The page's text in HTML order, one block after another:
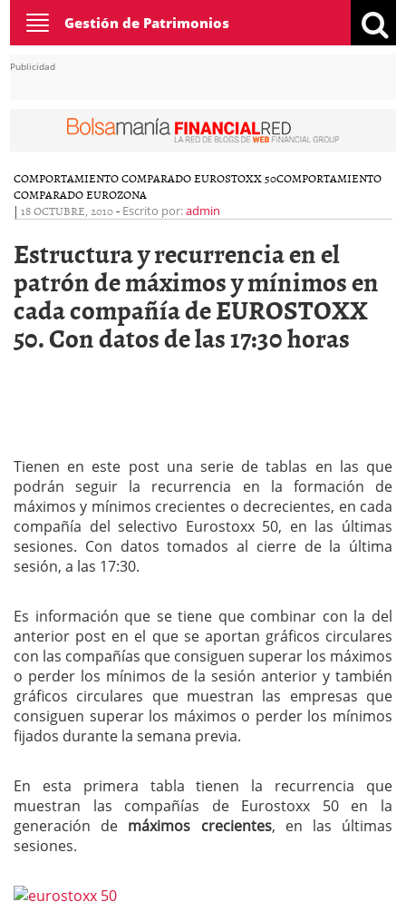
Toggle
navigation
Gestión de Patrimonios
Publicidad
COMPORTAMIENTO COMPARADO EUROSTOXX 50COMPORTAMIENTO
COMPARADO EUROZONA
| 18 OCTUBRE, 2010- Escrito por:admin
Estructura y recurrencia en el
patrón de máximos y mínimos en
cada compañía de EUROSTOXX
50. Con datos de las 17:30 horas
Tienen en este post una serie de tablas en las que
podrán seguir la recurrencia en la formación de
máximos y mínimos crecientes o decrecientes, en cada
compañía del selectivo Eurostoxx 50, en las últimas
sesiones. Con datos tomados al cierre de la última
sesión, a las 17:30.
Es información que se tiene que combinar con la del
anterior post en el que se aportan gráficos circulares
con las compañías que consiguen superar los máximos
o perder los mínimos de la sesión anterior y también
gráficos circulares que muestran las empresas que
consiguen superar los máximos o perder los mínimos
fijados durante la semana previa.
En esta primera tabla tienen la recurrencia que
muestran las compañías de Eurostoxx 50 en la
generación de máximos crecientes, en las últimas
sesiones.